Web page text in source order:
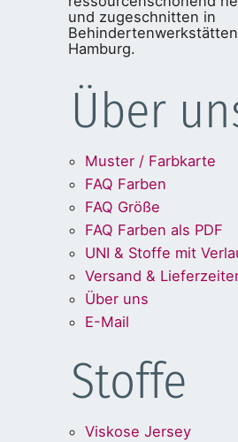
und zugeschnitten in
Hamburg.
Über
Muster / Farbkarte
FAQ Farben
FAQ Größe
FAQ Farben als PDF
UNI & Stoffe mit
Versand &
Über uns
E-Mail
Stoffe
Viskose Jersey